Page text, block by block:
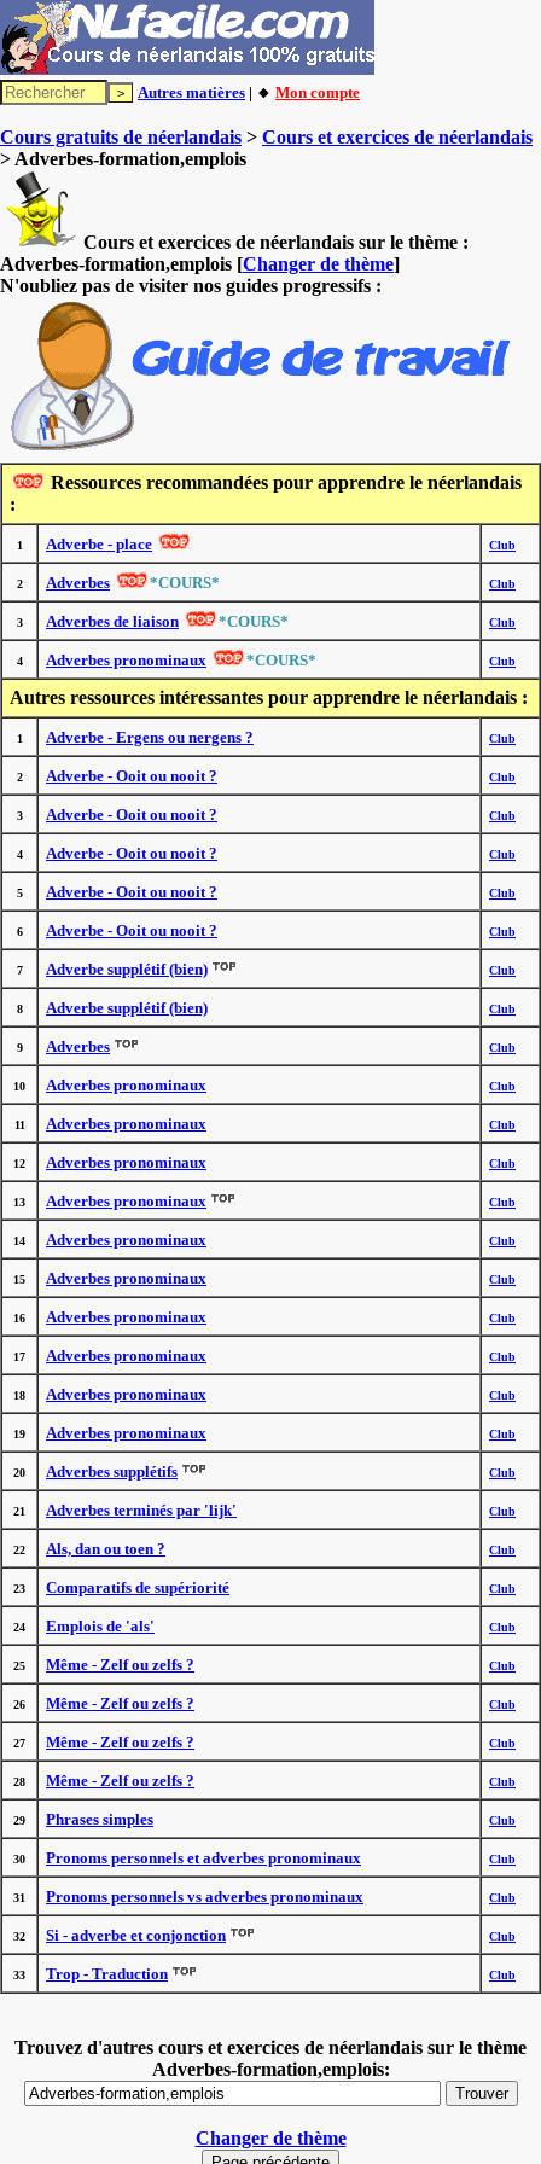
Autres matières | 🔸 Mon compte
Cours gratuits de néerlandais > Cours et exercices de néerlandais
> Adverbes-formation,emplois
Cours et exercices de néerlandais sur le thème :
Adverbes-formation,emplois [Changer de thème]
N'oubliez pas de visiter nos guides progressifs :
Ressources recommandées pour apprendre le néerlandais
:
1 Adverbe - place Club
2 Adverbes *COURS* Club
3 Adverbes de liaison *COURS* Club
4 Adverbes pronominaux *COURS* Club
Autres ressources intéressantes pour apprendre le néerlandais :
1 Adverbe - Ergens ou nergens ? Club
2 Adverbe - Ooit ou nooit ? Club
3 Adverbe - Ooit ou nooit ? Club
4 Adverbe - Ooit ou nooit ? Club
5 Adverbe - Ooit ou nooit ? Club
6 Adverbe - Ooit ou nooit ? Club
7 Adverbe supplétif (bien) Club
8 Adverbe supplétif (bien) Club
9 Adverbes Club
10 Adverbes pronominaux Club
11 Adverbes pronominaux Club
12 Adverbes pronominaux Club
13 Adverbes pronominaux Club
14 Adverbes pronominaux Club
15 Adverbes pronominaux Club
16 Adverbes pronominaux Club
17 Adverbes pronominaux Club
18 Adverbes pronominaux Club
19 Adverbes pronominaux Club
20 Adverbes supplétifs Club
21 Adverbes terminés par 'lijk' Club
22 Als, dan ou toen ? Club
23 Comparatifs de supériorité Club
24 Emplois de 'als' Club
25 Même - Zelf ou zelfs ? Club
26 Même - Zelf ou zelfs ? Club
27 Même - Zelf ou zelfs ? Club
28 Même - Zelf ou zelfs ? Club
29 Phrases simples Club
30 Pronoms personnels et adverbes pronominaux Club
31 Pronoms personnels vs adverbes pronominaux Club
32 Si - adverbe et conjonction Club
33 Trop - Traduction Club
Trouvez d'autres cours et exercices de néerlandais sur le thème
Adverbes-formation,emplois:
Changer de thème